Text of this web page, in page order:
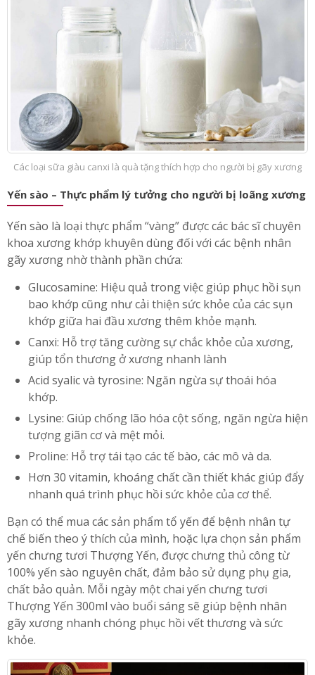
Các loại sữa giàu canxi là quà tặng thích hợp cho người bị gãy xương
Yến sào – Thực phẩm lý tưởng cho người bị loãng xương
Yến sào là loại thực phẩm “vàng” được các bác sĩ chuyên
khoa xương khớp khuyên dùng đối với các bệnh nhân
gãy xương nhờ thành phần chứa:
Glucosamine: Hiệu quả trong việc giúp phục hồi sụn
bao khớp cũng như cải thiện sức khỏe của các sụn
khớp giữa hai đầu xương thêm khỏe mạnh.
Canxi: Hỗ trợ tăng cường sự chắc khỏe của xương,
giúp tổn thương ở xương nhanh lành
Acid syalic và tyrosine: Ngăn ngừa sự thoái hóa
khớp.
Lysine: Giúp chống lão hóa cột sống, ngăn ngừa hiện
tượng giãn cơ và mệt mỏi.
Proline: Hỗ trợ tái tạo các tế bào, các mô và da.
Hơn 30 vitamin, khoáng chất cần thiết khác giúp đẩy
nhanh quá trình phục hồi sức khỏe của cơ thể.
Bạn có thể mua các sản phẩm tổ yến để bệnh nhân tự
chế biến theo ý thích của mình, hoặc lựa chọn sản phẩm
yến chưng tươi Thượng Yến, được chưng thủ công từ
100% yến sào nguyên chất, đảm bảo sử dụng phụ gia,
chất bảo quản. Mỗi ngày một chai yến chưng tươi
Thượng Yến 300ml vào buổi sáng sẽ giúp bệnh nhân
gãy xương nhanh chóng phục hồi vết thương và sức
khỏe.